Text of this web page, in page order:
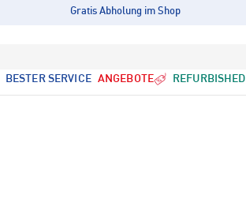
Gratis Abholung im Shop
BESTER SERVICE ANGEBOTE REFURBISHED